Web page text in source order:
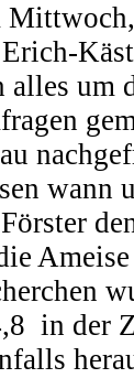
alles um
wann
in der